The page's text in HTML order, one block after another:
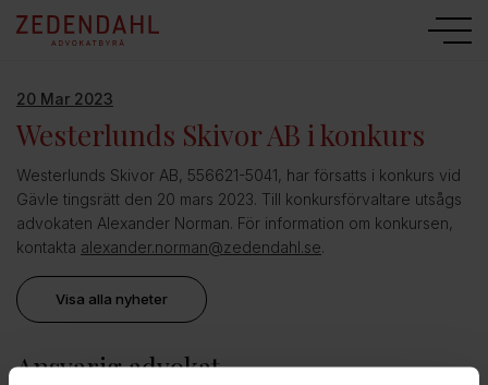
20 Mar 2023
Westerlunds Skivor AB i konkurs
Westerlunds Skivor AB, 556621-5041, har försatts i konkurs vid
Gävle tingsrätt den 20 mars 2023. Till konkursförvaltare utsågs
advokaten Alexander Norman. För information om konkursen,
kontakta alexander.norman@zedendahl.se.
Visa alla nyheter
Ansvarig advokat